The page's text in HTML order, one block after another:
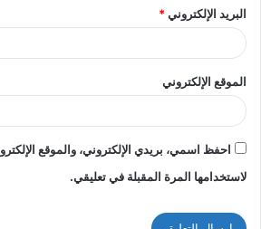
البريد الإلكتروني*
الموقع الإلكتروني
احفظ اسمي، بريدي الإلكتروني، والموقع
لاستخدامها المرة المقبلة في تعليقي.